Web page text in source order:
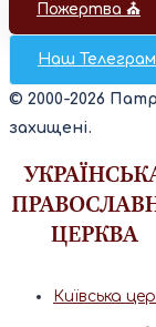
Пожертва ⛪️
Наш Телеграм
© 2000-2026
захищені.
Київська